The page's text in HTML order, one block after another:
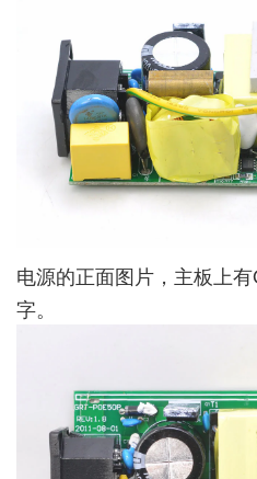
电源的正面图片，主板上
字。